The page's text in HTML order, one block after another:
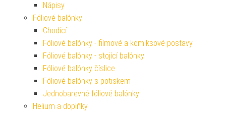
Nápisy
Fóliové balónky
Chodící
Fóliové balónky - filmové a komiksové postavy
Fóliové balónky - stojící balónky
Fóliové balónky číslice
Fóliové balónky s potiskem
Jednobarevné fóliové balónky
Helium a doplňky